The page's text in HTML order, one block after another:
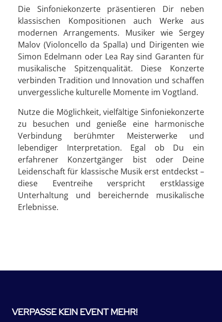
Die Sinfoniekonzerte präsentieren Dir neben
klassischen Kompositionen auch Werke aus
modernen Arrangements. Musiker wie Sergey
Malov (Violoncello da Spalla) und Dirigenten wie
Simon Edelmann oder Lea Ray sind Garanten für
musikalische Spitzenqualität. Diese Konzerte
verbinden Tradition und Innovation und schaffen
unvergessliche kulturelle Momente im Vogtland.
Nutze die Möglichkeit, vielfältige Sinfoniekonzerte
zu besuchen und genieße eine harmonische
Verbindung berühmter Meisterwerke und
lebendiger Interpretation. Egal ob Du ein
erfahrener Konzertgänger bist oder Deine
Leidenschaft für klassische Musik erst entdeckst –
diese Eventreihe verspricht erstklassige
Unterhaltung und bereichernde musikalische
Erlebnisse.
VERPASSE KEIN EVENT MEHR!